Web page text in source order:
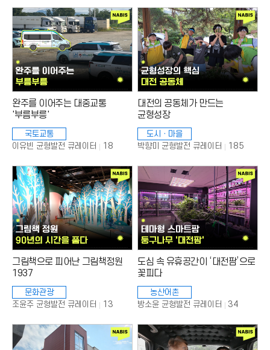
:
:
완주를 이어주는 대중교통
'부름부릉'
국토교통
이유빈 균형발전 큐레이터
조
:
18
대전의 공동체가 만드는
균형성장
도시ㆍ마을
박향미 균형발전 큐레이터
조
:
185
그림책으로 피어난 그림책정원
1937
문화관광
조윤주 균형발전 큐레이터
조
13
도심 속 유휴공간이 ‘대전팜’으로
꽃피다
농산어촌
방소윤 균형발전 큐레이터
조
:
34